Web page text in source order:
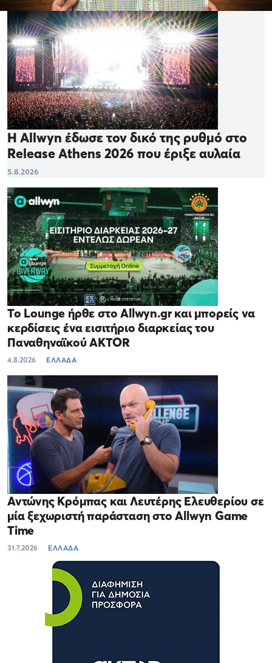
Η Allwyn έδωσε τον δικό της ρυθμό στο
Release Athens 2026 που έριξε αυλαία
5.8.2026
Το Lounge ήρθε στο Allwyn.gr και μπορείς να
κερδίσεις ένα εισιτήριο διαρκείας του
Παναθηναϊκού AKTOR
4.8.2026 ΕΛΛΑΔΑ
Αντώνης Κρόμπας και Λευτέρης Ελευθερίου σε
μία ξεχωριστή παράσταση στο Allwyn Game
Time
31.7.2026 ΕΛΛΑΔΑ